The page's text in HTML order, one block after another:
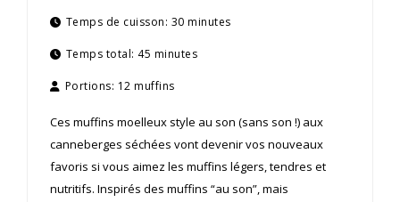
Temps de cuisson: 30 minutes
Temps total: 45 minutes
Portions: 12 muffins
Ces muffins moelleux style au son (sans son !) aux
canneberges séchées vont devenir vos nouveaux
favoris si vous aimez les muffins légers, tendres et
nutritifs. Inspirés des muffins “au son”, mais